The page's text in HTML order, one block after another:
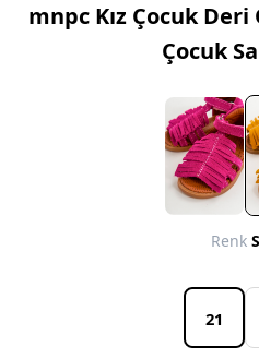
mnpc Kız Çocuk
Çocuk
Renk
21